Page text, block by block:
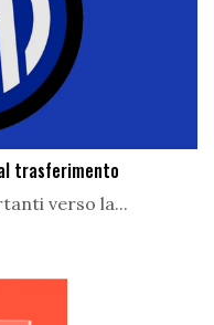
trasferimento
verso la...